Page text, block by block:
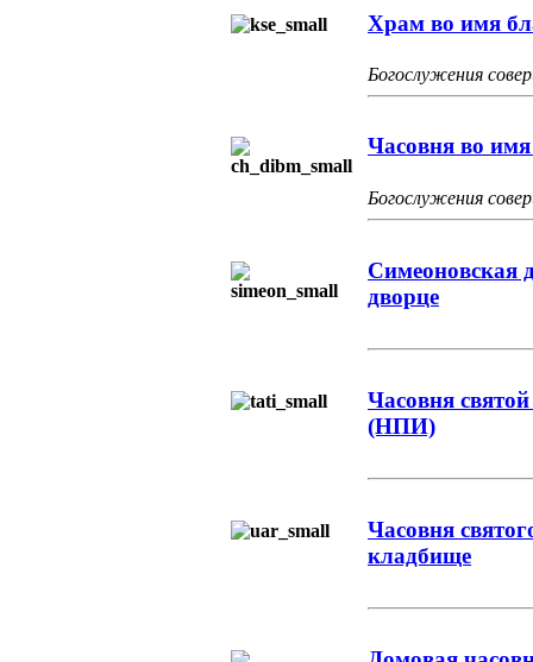
Храм во имя
Богослужения
Часовня во
Богослужения
Симеоновская
дворце
Часовня
(НПИ)
Часовня
кладбище